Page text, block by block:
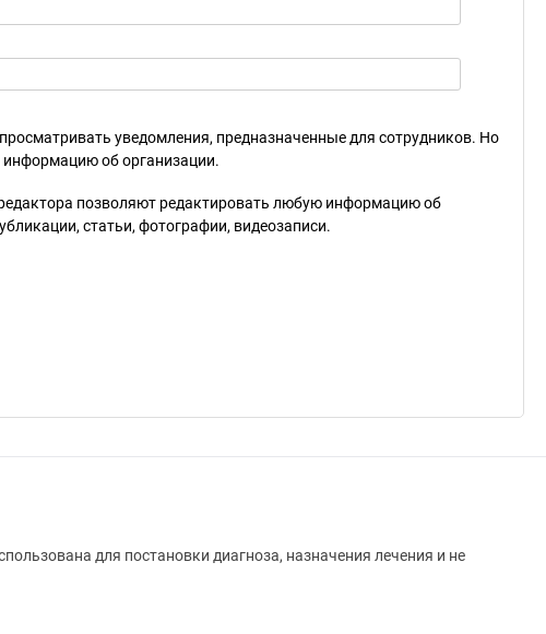
уведомления, предназначенные для сотрудников. Но
информацию об организации.
позволяют редактировать любую информацию об
статьи, фотографии, видеозаписи.
для постановки диагноза, назначения лечения и не